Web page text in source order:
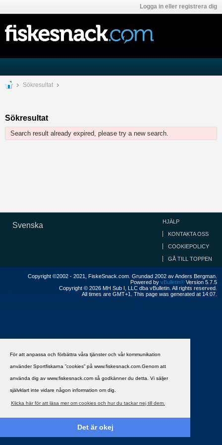
För att anpassa och förbättra våra tjänster och vår kommunikation
använder Sportfiskarna ”cookies” på www.fiskesnack.com.Genom att
använda dig av www.fiskesnack.com så godkänner du detta. Vi säljer
självklart inte vidare någon information om dig.
Klicka här för att läsa mer om cookies och hur du tackar nej till dem.
Det är okej
Logga in eller registrera dig
Sökresultat
Sökresultat
Search result already expired, please try a new search.
Svenska HJÄLP
KONTAKTA OSS
COOKIEPOLICY
GÅ TILL TOPPEN
Copyright ©2002 - 2021, FiskeSnack.com. Grundad 2002 av Anders Bergman.
Powered by vBulletin® Version 5.7.5
Copyright © 2026 MH Sub I, LLC dba vBulletin. All rights reserved.
All times are GMT+1. This page was generated at 14:07.